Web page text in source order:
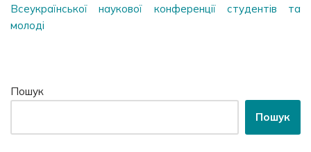
Всеукраїнської наукової конференції студентів та
молоді
Пошук
Пошук